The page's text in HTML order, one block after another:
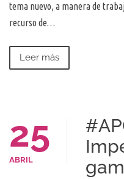
tema nuevo, a manera de
recurso de…
Leer más
25
ABRIL